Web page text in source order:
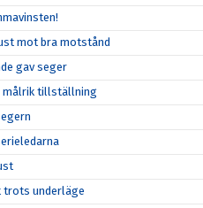
mot bra motstånd
gav seger
målrik tillställning
trots underläge